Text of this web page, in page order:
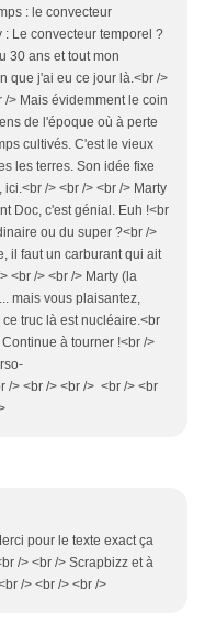
: le convecteur
: Le convecteur temporel ?
30 ans et tout mon
que j'ai eu ce jour là.<br />
/> Mais évidemment le coin
de l'époque où à perte
cultivés. C'est le vieux
les terres. Son idée fixe
/> <br /> <br /> Marty
Doc, c'est génial. Euh !<br
ou du super ?<br />
il faut un carburant qui ait
<br /> <br /> Marty (la
mais vous plaisantez,
truc là est nucléaire.<br
à tourner !<br />
/> <br /> <br /> <br /> <br
pour le texte exact ça
/> <br /> Scrapbizz et à
/> <br /> <br />